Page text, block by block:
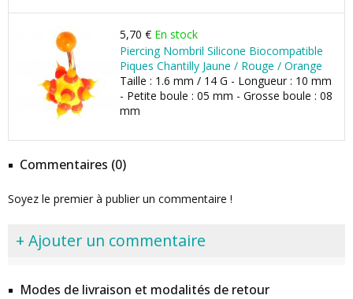
5,70 € En stock
Piercing Nombril Silicone Biocompatible
Piques Chantilly Jaune / Rouge / Orange
Taille : 1.6 mm / 14 G - Longueur : 10 mm
- Petite boule : 05 mm - Grosse boule : 08
mm
Commentaires (0)
Soyez le premier à publier un commentaire !
+ Ajouter un commentaire
Modes de livraison et modalités de retour